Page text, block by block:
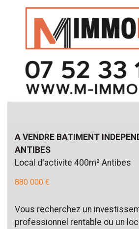
5KM 10KM 25KM
Critères
A VENDRE BATIMENT
ANTIBES
Local d'activite 400m² Antibes
880 000 €
Vous recherchez un
professionnel rentable ou un